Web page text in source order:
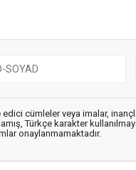
cümleler veya imalar,
Türkçe karakter
onaylanmamaktadır.